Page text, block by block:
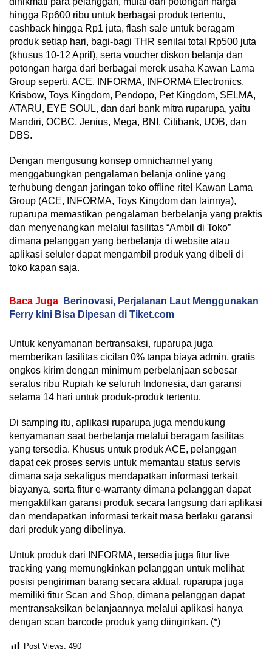
hingga Rp600 ribu untuk berbagai produk tertentu,
cashback hingga Rp1 juta, flash sale untuk beragam
produk setiap hari, bagi-bagi THR senilai total Rp500 juta
(khusus 10-12 April), serta voucher diskon belanja dan
potongan harga dari berbagai merek usaha Kawan Lama
Group seperti, ACE, INFORMA, INFORMA Electronics,
Krisbow, Toys Kingdom, Pendopo, Pet Kingdom, SELMA,
ATARU, EYE SOUL, dan dari bank mitra ruparupa, yaitu
Mandiri, OCBC, Jenius, Mega, BNI, Citibank, UOB, dan
DBS.
Dengan mengusung konsep omnichannel yang
menggabungkan pengalaman belanja online yang
terhubung dengan jaringan toko offline ritel Kawan Lama
Group (ACE, INFORMA, Toys Kingdom dan lainnya),
ruparupa memastikan pengalaman berbelanja yang praktis
dan menyenangkan melalui fasilitas “Ambil di Toko”
dimana pelanggan yang berbelanja di website atau
aplikasi seluler dapat mengambil produk yang dibeli di
toko kapan saja.
Baca Juga
Berinovasi, Perjalanan Laut Menggunakan
Ferry kini Bisa Dipesan di Tiket.com
Untuk kenyamanan bertransaksi, ruparupa juga
memberikan fasilitas cicilan 0% tanpa biaya admin, gratis
ongkos kirim dengan minimum perbelanjaan sebesar
seratus ribu Rupiah ke seluruh Indonesia, dan garansi
selama 14 hari untuk produk-produk tertentu.
Di samping itu, aplikasi ruparupa juga mendukung
kenyamanan saat berbelanja melalui beragam fasilitas
yang tersedia. Khusus untuk produk ACE, pelanggan
dapat cek proses servis untuk memantau status servis
dimana saja sekaligus mendapatkan informasi terkait
biayanya, serta fitur e-warranty dimana pelanggan dapat
mengaktifkan garansi produk secara langsung dari aplikasi
dan mendapatkan informasi terkait masa berlaku garansi
dari produk yang dibelinya.
Untuk produk dari INFORMA, tersedia juga fitur live
tracking yang memungkinkan pelanggan untuk melihat
posisi pengiriman barang secara aktual. ruparupa juga
memiliki fitur Scan and Shop, dimana pelanggan dapat
mentransaksikan belanjaannya melalui aplikasi hanya
dengan scan barcode produk yang diinginkan. (*)
Post Views: 490